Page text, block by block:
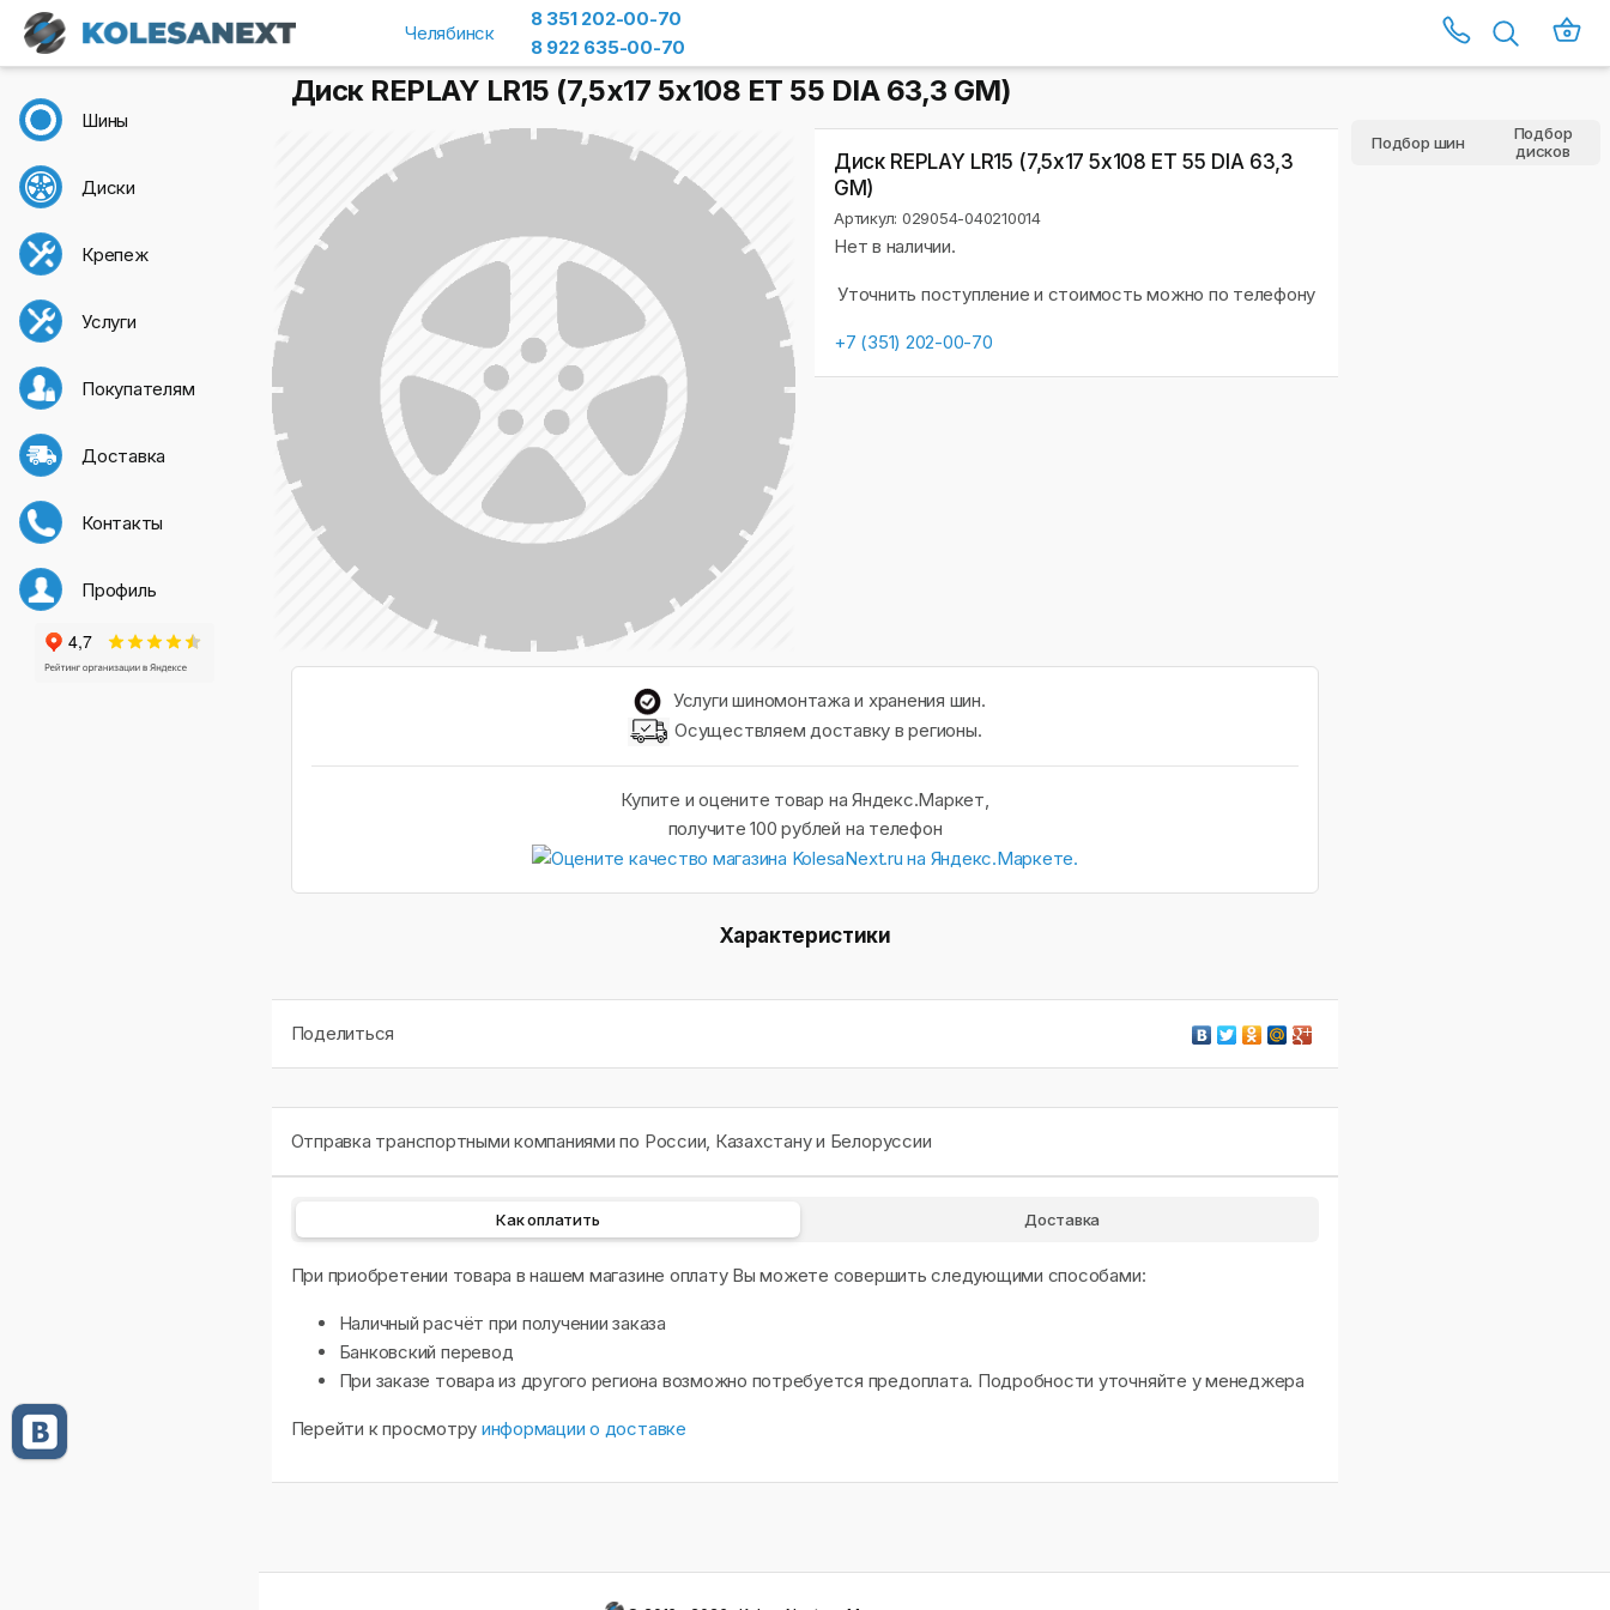
Челябинск
8 351 202-00-70
8 922 635-00-70
Шины
Диски
Крепеж
Услуги
Покупателям
Доставка
Контакты
Профиль
Диск REPLAY LR15 (7,5х17 5x108 ET 55 DIA 63,3 GM)
Диск REPLAY LR15 (7,5х17 5x108 ET 55 DIA 63,3
GM)
Артикул: 029054-040210014
Нет в наличии.
Уточнить поступление и стоимость можно по телефону
+7 (351) 202-00-70
Услуги шиномонтажа и хранения шин.
Осуществляем доставку в регионы.
Купите и оцените товар на Яндекс.Маркет,
получите 100 рублей на телефон
Характеристики
Поделиться
Отправка транспортными компаниями по России, Казахстану и Белоруссии
Как оплатить Доставка
При приобретении товара в нашем магазине оплату Вы можете совершить следующими способами:
Наличный расчёт при получении заказа
Банковский перевод
При заказе товара из другого региона возможно потребуется предоплата. Подробности уточняйте у менеджера
Перейти к просмотру информации о доставке
Подбор шин
Подбор
дисков